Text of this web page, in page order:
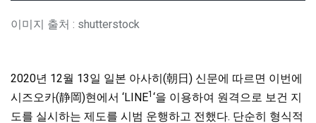
이미지 출처 : shutterstock
2020년 12월 13일 일본 아사히(朝日) 신문에 따르면 이번에
시즈오카(静岡)현에서 ‘LINE1 ‘을 이용하여 원격으로 보건 지
도를 실시하는 제도를 시범 운행하고 전했다. 단순히 형식적